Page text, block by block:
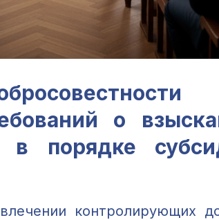
о
порядке
контролирующих